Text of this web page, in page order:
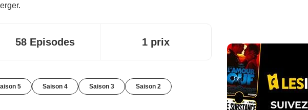
58 Episodes 1 prix
5 Saison 4 Saison 3 Saison 2